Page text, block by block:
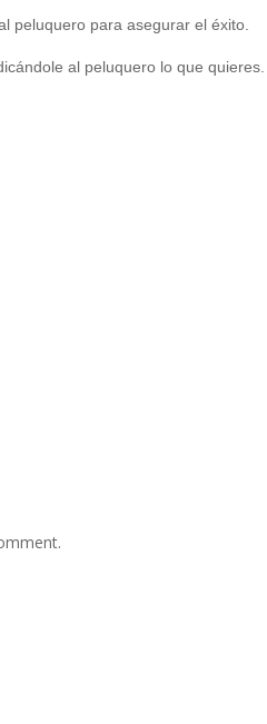
peluquero para asegurar el éxito.
al peluquero lo que quieres.